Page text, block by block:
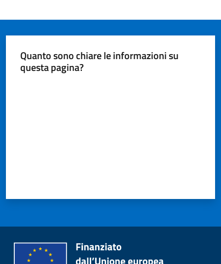
Quanto sono chiare le informazioni su
questa pagina?